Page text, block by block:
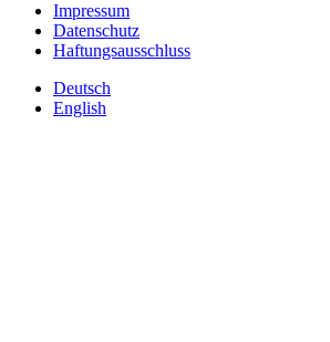
Impressum
Datenschutz
Haftungsausschluss
Deutsch
English